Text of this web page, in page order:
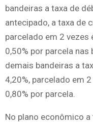
bandeiras a taxa de
antecipado, a taxa de
parcelado em 2 vezes
0,50% por parcela
demais bandeiras a
4,20%, parcelado em
0,80% por parcela.
No plano econômico